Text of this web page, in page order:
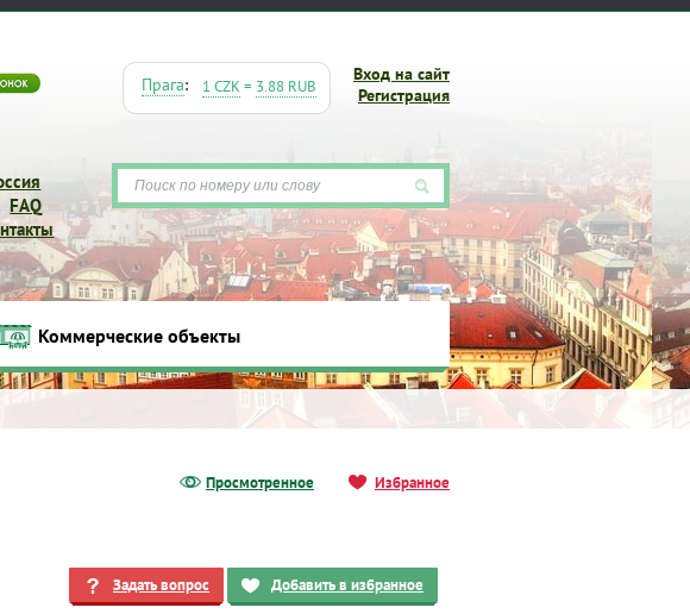
Вход на сайт
Регистрация
Прага: 1 CZK= 3.88 RUB
FAQ
Коммерческие объекты
Коммерческие объекты
Просмотренное Избранное
Задать вопрос Добавить в избранное